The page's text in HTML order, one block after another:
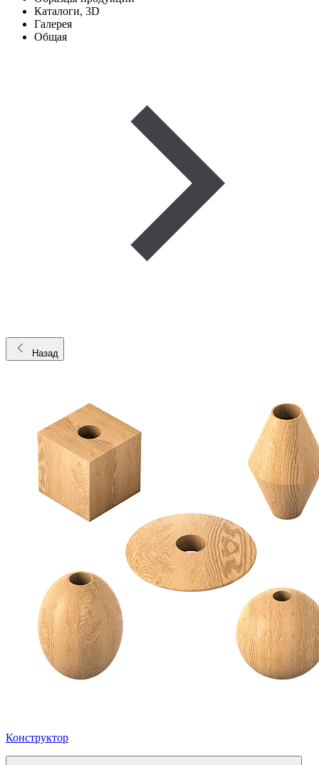
Каталоги, 3D
Галерея
Общая
Назад
Конструктор